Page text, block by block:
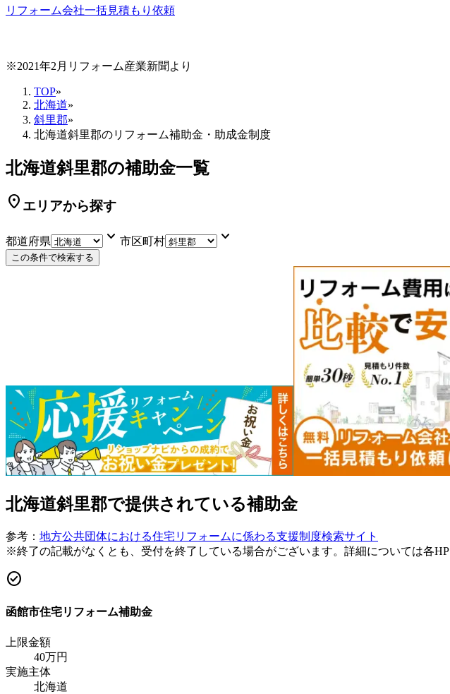
リフォーム会社一括見積もり依頼
※2021年2月リフォーム産業新聞より
TOP»
北海道»
斜里郡»
北海道斜里郡のリフォーム補助金・助成金制度
北海道斜里郡の補助金一覧
location_on エリアから探す
都道府県 keyboard_arrow_down 市区町村 keyboard_arrow_down
この条件で検索する
北海道斜里郡で提供されている補助金
参考： 地方公共団体における住宅リフォームに係わる支援制度検索サイト
※終了の記載がなくとも、受付を終了している場合がございます。詳細については各HP
check_circle
函館市住宅リフォーム補助金
上限金額
40万円
実施主体
北海道